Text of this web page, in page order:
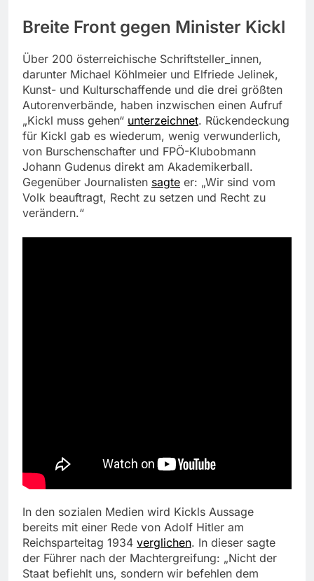
Breite Front gegen Minister Kickl
Über 200 österreichische Schriftsteller_innen,
darunter Michael Köhlmeier und Elfriede Jelinek,
Kunst- und Kulturschaffende und die drei größten
Autorenverbände, haben inzwischen einen Aufruf
„Kickl muss gehen“ unterzeichnet. Rückendeckung
für Kickl gab es wiederum, wenig verwunderlich,
von Burschenschafter und FPÖ-Klubobmann
Johann Gudenus direkt am Akademikerball.
Gegenüber Journalisten sagte er: „Wir sind vom
Volk beauftragt, Recht zu setzen und Recht zu
verändern.“
In den sozialen Medien wird Kickls Aussage
bereits mit einer Rede von Adolf Hitler am
Reichsparteitag 1934 verglichen. In dieser sagte
der Führer nach der Machtergreifung: „Nicht der
Staat befiehlt uns, sondern wir befehlen dem